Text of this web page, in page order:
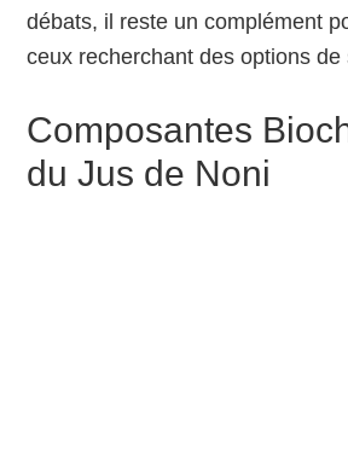
débats, il reste un complément
ceux recherchant des options de
Composantes
du Jus de Noni